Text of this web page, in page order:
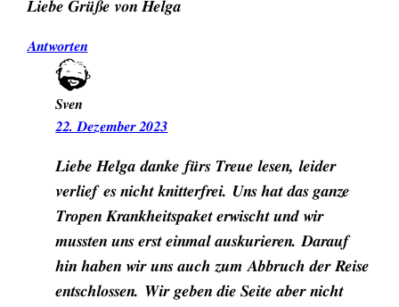
Liebe Grüße von Helga
Antworten
Sven
22. Dezember 2023
Liebe Helga danke fürs Treue lesen, leider
verlief es nicht knitterfrei. Uns hat das ganze
Tropen Krankheitspaket erwischt und wir
mussten uns erst einmal auskurieren. Darauf
hin haben wir uns auch zum Abbruch der Reise
entschlossen. Wir geben die Seite aber nicht